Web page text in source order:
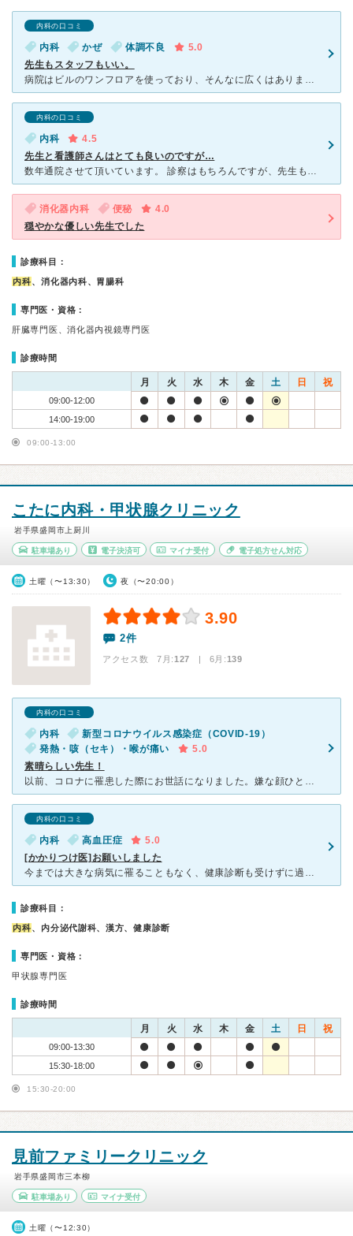
内科の口コミ
内科 かぜ 体調不良
5.0
先生もスタッフもいい。
病院はビルのワンフロアを使っており、そんなに広くはありませんが、とても綺麗で清潔感のある院内です。そこまで混み合っているわけではないので、体調の悪いときは割とすぐに通していただけるのでとても助かってい
内科の口コミ
内科
4.5
先生と看護師さんはとても良いのですが…
数年通院させて頂いています。 診察はもちろんですが、先生も看護師さんもいい方で安心して通院しております。 診察・治療内容もわかり易い説明をしてくださいますし、看護師皆さん注射が上手です！ 診察が
消化器内科 便秘
4.0
穏やかな優しい先生でした
診療科目：
内科、消化器内科、胃腸科
専門医・資格：
肝臓専門医、消化器内視鏡専門医
診療時間
月 火 水 木 金 土 日 祝
09:00-12:00
14:00-19:00
09:00-13:00
こたに内科・甲状腺クリニック
岩手県盛岡市上厨川
駐車場あり 電子決済可 マイナ受付 電子処方せん対応
土曜（〜13:30） 夜（〜20:00）
3.90
2件
アクセス数 7月:127 | 6月:139
内科の口コミ
内科
新型コロナウイルス感染症（COVID-19）
発熱・咳（セキ）・喉が痛い
5.0
素晴らしい先生！
以前、コロナに罹患した際にお世話になりました。嫌な顔ひとつせず、主訴を丁寧に聞いていただき、看護師さん、受付の方すべてにおいてとても親切で感動しました。薬局も隣接しておりますし、ネット予約もできますし
内科の口コミ
内科 高血圧症
5.0
[かかりつけ医]お願いしました
今までは大きな病気に罹ることもなく、健康診断も受けずに過ごして来ましたが、 最近高血圧が続き、ネットで探して来院することになりました。 院内は清潔でいつも季節のタペストリーが飾られ、スタッフの
診療科目：
内科、内分泌代謝科、漢方、健康診断
専門医・資格：
甲状腺専門医
診療時間
月 火 水 木 金 土 日 祝
09:00-13:30
15:30-18:00
15:30-20:00
見前ファミリークリニック
岩手県盛岡市三本柳
駐車場あり マイナ受付
土曜（〜12:30）